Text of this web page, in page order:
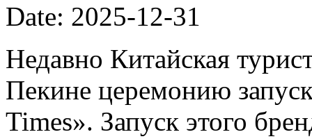
Date: 2025-12-31
Недавно Китайская
Пекине церемонию
Times». Запуск этого